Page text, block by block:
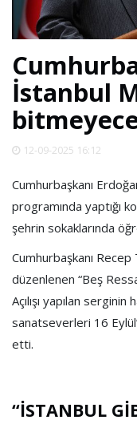
SPOR
DÜNYA
VİDEO
YAZARLAR
RESMİ
REKLAMLAR
İstanbul
12-09-2025 16:12
Cumhurbaşkanı
programında yaptığı
şehrin sokaklarında
Cumhurbaşkanı
düzenlenen “Beş
Açılışı yapılan serginin
sanatseverleri 16
etti.
“İSTANBUL